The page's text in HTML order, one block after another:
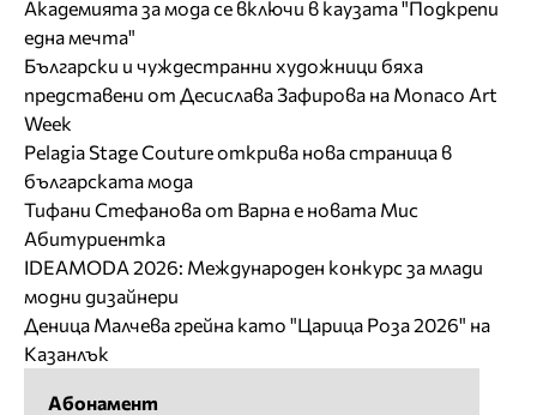
Академията за мода се включи в каузата "Подкрепи
една мечта"
Български и чуждестранни художници бяха
представени от Десислава Зафирова на Monaco Art
Week
Pelagia Stage Couture открива нова страница в
българската мода
Тифани Стефанова от Варна е новата Мис
Абитуриентка
IDEAMODA 2026: Международен конкурс за млади
модни дизайнери
Деница Малчева грейна като "Царица Роза 2026" на
Казанлък
Абонамент